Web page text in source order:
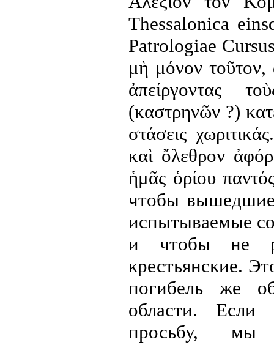
Thessalonica
Patrologiae Cursu
μὴ μόνον τοῦτον,
ἀπείργοντας
(καστρηνῶν ?)
στάσεις χωριτικάς
καὶ ὄλεθρον
ἡμᾶς ὁρίου
чтобы
испытываемые
и чтобы не
крестьянские.
погибель же
области. Если
просьбу, мы